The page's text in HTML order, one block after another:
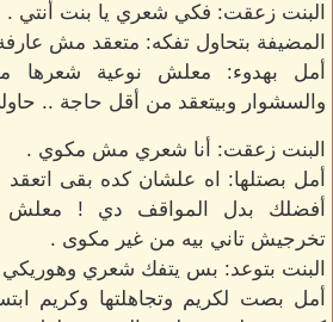
البنت زعقت: فكي شعري يا بنت أنتي .
المضيفة بتحاول تفكه: متعقد مش
أمل بهدوء: معلش نوعية شعرها
والسشوار وبيتعقد من أقل حاجة ..
البنت زعقت: أنا شعري مش مكوي .
أمل بصتلها: اه علشان كده بقى
أفضلك بدل المواقف دي ! معلش
تخرجيش تاني بيه من غير مكوى .
البنت بتوعد: بس يتفك شعري
أمل بصت لكريم وتجاهلتها وكريم